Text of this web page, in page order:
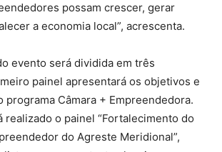
possam crescer, gerar
a economia local”, acrescenta.
evento será dividida em três
painel apresentará os objetivos e
programa Câmara + Empreendedora.
realizado o painel “Fortalecimento do
do Agreste Meridional”,